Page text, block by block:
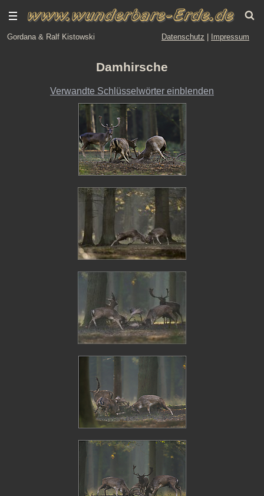
Gordana & Ralf Kistowski Datenschutz Impressum
Damhirsche
Verwandte Schlüsselwörter einblenden